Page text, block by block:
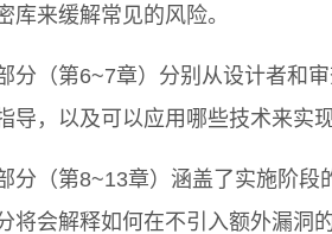
库来缓解常见的风险。
分（第6~7章）分别从设计者和
导，以及可以应用哪些技术来实现
分（第8~13章）涵盖了实施阶
将会解释如何在不引入额外漏洞